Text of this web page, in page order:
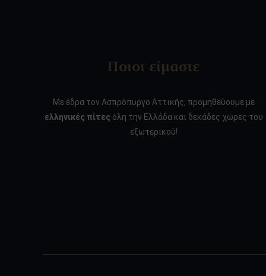
Ποιοι είμαστε
Με έδρα τον Ασπρόπυργο Αττικής, προμηθεύουμε με
ελληνικές πίτεςόλη την Ελλάδα και δεκάδες χώρες του
εξωτερικού!